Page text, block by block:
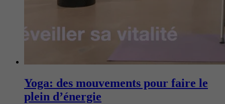
Yoga: des mouvements pour faire le
plein d’énergie